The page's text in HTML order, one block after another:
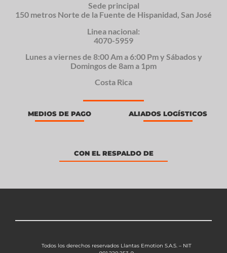
Sede principal
150 metros Norte de la Fuente de Hispanidad, San José
Linea nacional:
4070-5959
Lunes a viernes de 8:00 Am a 6:00 Pm y Sábados y
Domingos de 8am a 1pm
Costa Rica
MEDIOS DE PAGO ALIADOS LOGÍSTICOS
CON EL RESPALDO DE
Todos los derechos reservados Llantas Emotion S.A.S. – NIT